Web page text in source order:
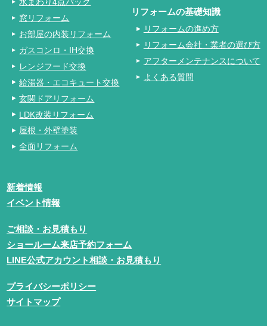
窓リフォーム
お部屋の内装リフォーム
ガスコンロ・IH交換
レンジフード交換
給湯器・エコキュート交換
玄関ドアリフォーム
LDK改装リフォーム
屋根・外壁塗装
全面リフォーム
リフォームの基礎知識
リフォームの進め方
リフォーム会社・業者の選び方
アフターメンテナンスについて
よくある質問
新着情報
イベント情報
ご相談・お見積もり
ショールーム来店予約フォーム
LINE公式アカウント相談・お見積もり
プライバシーポリシー
サイトマップ